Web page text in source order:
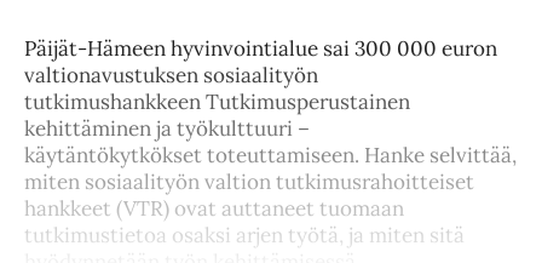
Päijät-Hämeen hyvinvointialue sai 300 000 euron
valtionavustuksen sosiaalityön
tutkimushankkeen Tutkimusperustainen
kehittäminen ja työkulttuuri –
käytäntökytkökset toteuttamiseen. Hanke selvittää,
miten sosiaalityön valtion tutkimusrahoitteiset
hankkeet (VTR) ovat auttaneet tuomaan
tutkimustietoa osaksi arjen työtä, ja miten sitä